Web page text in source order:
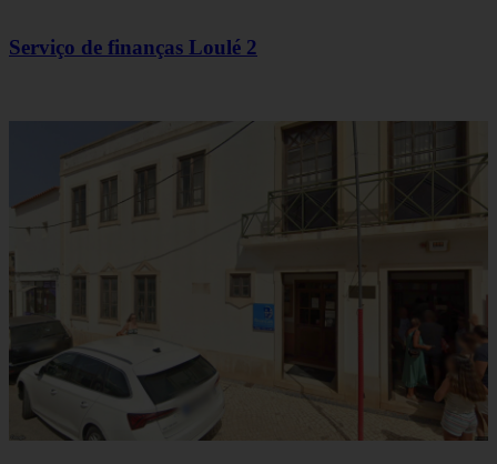
Serviço de finanças Loulé 2